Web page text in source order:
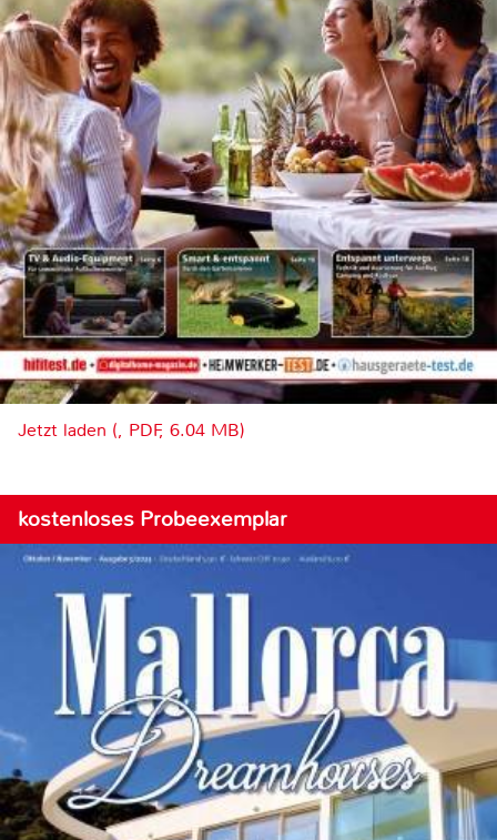
Jetzt laden (, PDF, 6.04 MB)
kostenloses Probeexemplar